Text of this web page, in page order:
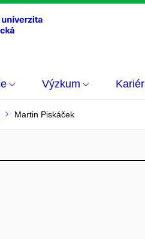
Výzkum
Martin Piskáček